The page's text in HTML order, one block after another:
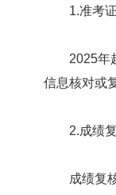
1.准考证
2025年起
信息核对或
2.成绩复
成绩复核